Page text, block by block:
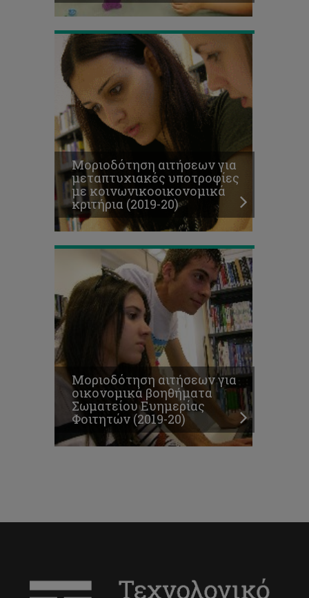
Μοριοδότηση αιτήσεων για
μεταπτυχιακές υποτροφίες
με κοινωνικοοικονομικά
κριτήρια (2019-20)
Μοριοδότηση
αιτήσεων
για
οικονομικά
βοηθήματα
Σωματείου
Ευημερίας
Φοιτητών
(2019-
20)
Μοριοδότηση αιτήσεων για
οικονομικά βοηθήματα
Σωματείου Ευημερίας
Φοιτητών (2019-20)